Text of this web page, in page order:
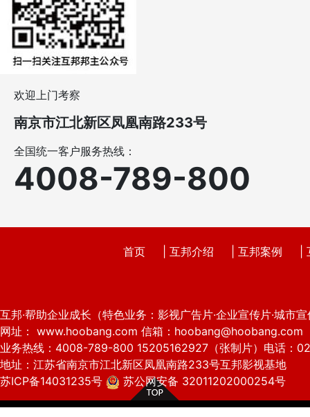
欢迎上门考察
南京市江北新区凤凰南路233号
全国统一客户服务热线：
4008-789-800
首页 互邦介绍 互邦案例
互邦·帮助企业成长（特色业务：影视广告片·企业宣传片·城市
网址： www.hoobang.com 信箱：hoobang@hoobang.com
业务热线：4008-789-800 15205162927（张制片）电话：
地址：江苏省南京市江北新区凤凰南路233号互邦影视基地
苏ICP备14031235号
苏公网安备 32011202000254号